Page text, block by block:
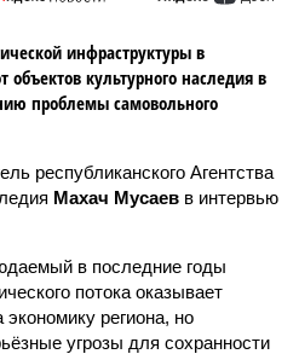
инфраструктуры в
объектов культурного наследия в
проблемы самовольного
республиканского Агентства
Махач Мусаев в интервью
в последние годы
потока оказывает
региона, но
угрозы для сохранности